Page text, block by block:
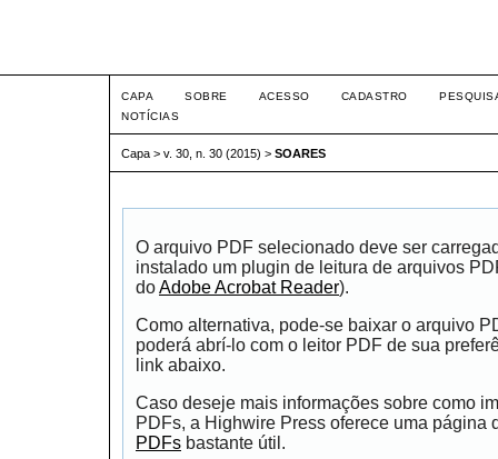
CAPA SOBRE ACESSO CADASTRO
NOTÍCIAS
Capa > v. 30, n. 30 (2015) > SOARES
O arquivo PDF selecionado deve ser
instalado um plugin de leitura de arquivos
doAdobe Acrobat Reader).
Como alternativa, pode-se baixar o arquivo
poderá abrí-lo com o leitor PDF de sua
link abaixo.
Caso deseje mais informações sobre como
PDFs, a Highwire Press oferece uma página
PDFs bastante útil.